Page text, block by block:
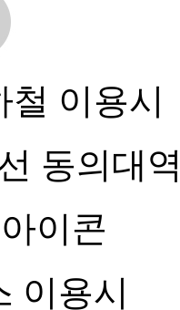
철 이용시
동의대
이용시